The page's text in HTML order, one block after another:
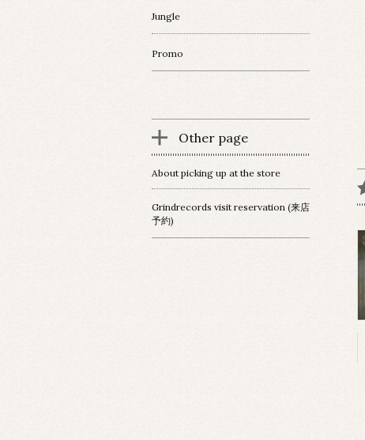
Jungle
Promo
Other page
About picking up at the store
Grindrecords visit reservation (来店
予約)